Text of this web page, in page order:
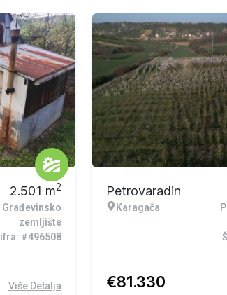
2.501 m2
Građevinsko
zemljište
#496508
Više Detalja
Petrovaradin
Karagača
€81.330